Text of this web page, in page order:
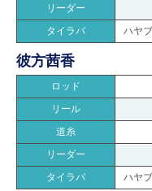
リーダー
タイラバ
ハヤ
彼方茜香
ロッド
リール
道糸
リーダー
タイラバ
ハヤ